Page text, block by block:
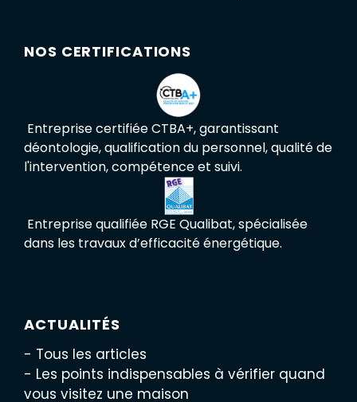
NOS CERTIFICATIONS
Entreprise certifiée CTBA+, garantissant
déontologie, qualification du personnel, qualité de
l'intervention, compétence et suivi.
Entreprise qualifiée RGE Qualibat, spécialisée
dans les travaux d’efficacité énergétique.
ACTUALITÉS
- Tous les articles
- Les points indispensables à vérifier quand
vous visitez une maison